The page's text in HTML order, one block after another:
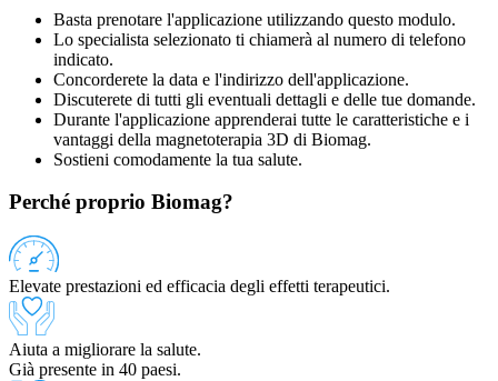
Basta prenotare l'applicazione utilizzando questo modulo.
Lo specialista selezionato ti chiamerà al numero di telefono
indicato.
Concorderete la data e l'indirizzo dell'applicazione.
Discuterete di tutti gli eventuali dettagli e delle tue domande.
Durante l'applicazione apprenderai tutte le caratteristiche e i
vantaggi della magnetoterapia 3D di Biomag.
Sostieni comodamente la tua salute.
Perché proprio Biomag?
Elevate prestazioni ed efficacia degli effetti terapeutici.
Aiuta a migliorare la salute.
Già presente in 40 paesi.